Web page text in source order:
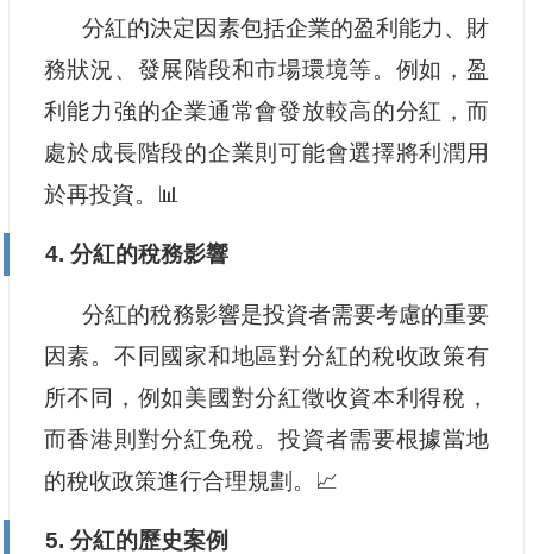
分紅的決定因素包括企業的盈利能力、財
務狀況、發展階段和市場環境等。例如，盈
利能力強的企業通常會發放較高的分紅，而
處於成長階段的企業則可能會選擇將利潤用
於再投資。📊
4. 分紅的稅務影響
分紅的稅務影響是投資者需要考慮的重要
因素。不同國家和地區對分紅的稅收政策有
所不同，例如美國對分紅徵收資本利得稅，
而香港則對分紅免稅。投資者需要根據當地
的稅收政策進行合理規劃。📈
5. 分紅的歷史案例